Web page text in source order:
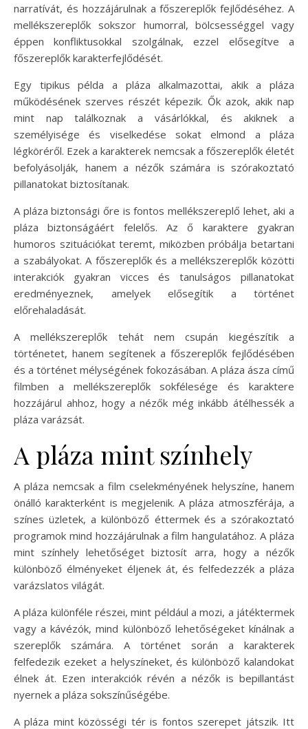
narratívát, és hozzájárulnak a főszereplők fejlődéséhez. A
mellékszereplők sokszor humorral, bölcsességgel vagy
éppen konfliktusokkal szolgálnak, ezzel elősegítve a
főszereplők karakterfejlődését.
Egy tipikus példa a pláza alkalmazottai, akik a pláza
működésének szerves részét képezik. Ők azok, akik nap
mint nap találkoznak a vásárlókkal, és akiknek a
személyisége és viselkedése sokat elmond a pláza
légköréről. Ezek a karakterek nemcsak a főszereplők életét
befolyásolják, hanem a nézők számára is szórakoztató
pillanatokat biztosítanak.
A pláza biztonsági őre is fontos mellékszereplő lehet, aki a
pláza biztonságáért felelős. Az ő karaktere gyakran
humoros szituációkat teremt, miközben próbálja betartani
a szabályokat. A főszereplők és a mellékszereplők közötti
interakciók gyakran vicces és tanulságos pillanatokat
eredményeznek, amelyek elősegítik a történet
előrehaladását.
A mellékszereplők tehát nem csupán kiegészítik a
történetet, hanem segítenek a főszereplők fejlődésében
és a történet mélységének fokozásában. A pláza ásza című
filmben a mellékszereplők sokfélesége és karaktere
hozzájárul ahhoz, hogy a nézők még inkább átélhessék a
pláza varázsát.
A pláza mint színhely
A pláza nemcsak a film cselekményének helyszíne, hanem
önálló karakterként is megjelenik. A pláza atmoszférája, a
színes üzletek, a különböző éttermek és a szórakoztató
programok mind hozzájárulnak a film hangulatához. A pláza
mint színhely lehetőséget biztosít arra, hogy a nézők
különböző élményeket éljenek át, és felfedezzék a pláza
varázslatos világát.
A pláza különféle részei, mint például a mozi, a játéktermek
vagy a kávézók, mind különböző lehetőségeket kínálnak a
szereplők számára. A történet során a karakterek
felfedezik ezeket a helyszíneket, és különböző kalandokat
élnek át. Ezen interakciók révén a nézők is bepillantást
nyernek a pláza sokszínűségébe.
A pláza mint közösségi tér is fontos szerepet játszik. Itt